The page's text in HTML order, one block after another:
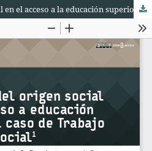
Influencia del origen social en el acceso a la educación superior. El caso de Trabajo social